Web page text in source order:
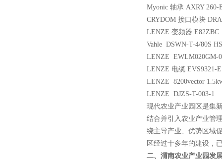
Myonic 轴承 AXRY 260-
CRYDOM 接口模块
LENZE 变频器 E82ZBC
Vahle DSWN-T-4/80S
LENZE EWLM020GM-
LENZE 电缆 EVS9321-
LENZE 8200vector
LENZE DJZS-T-003-1
现代农业产业园区是集
结合并引入农业产业管
绕主导产业、优势区域
区经过十多年的建设，
二、渭南农业产业园发